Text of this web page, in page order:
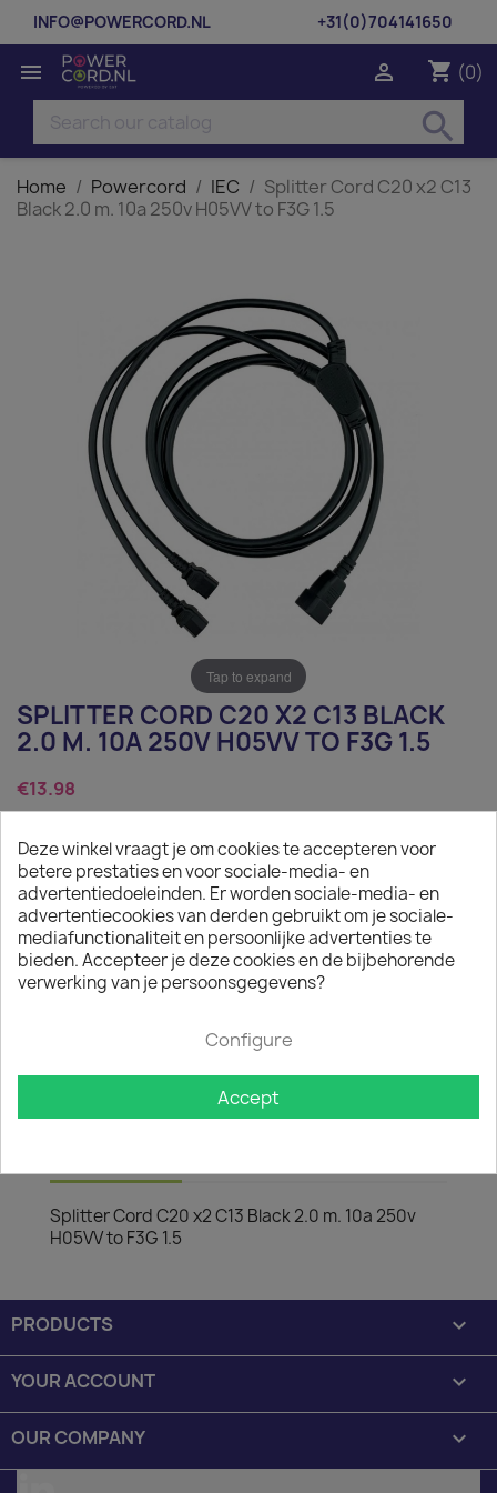
INFO@POWERCORD.NL +31(0)704141650
 shopping_cart (0)

search
Home Powercord IEC
Splitter Cord C20 x2 C13
Black 2.0 m. 10a 250v H05VV to F3G 1.5
Tap to expand
SPLITTER CORD C20 X2 C13 BLACK
2.0 M. 10A 250V H05VV TO F3G 1.5
€13.98
Splitter Cord C20 x2 C13 Black 2.0 m. 10a 250v H05VV to
F3G 1.5
Quantity
 ADD TO CART
The minimum purchase order quantity for the product is
50.
Splitter Cord C20 x2 C13 Black 2.0 m. 10a 250v
H05VV to F3G 1.5
PRODUCTS 
YOUR ACCOUNT 
OUR COMPANY 
Deze winkel vraagt je om cookies te accepteren voor
betere prestaties en voor sociale-media- en
advertentiedoeleinden. Er worden sociale-media- en
advertentiecookies van derden gebruikt om je sociale-
mediafunctionaliteit en persoonlijke advertenties te
bieden. Accepteer je deze cookies en de bijbehorende
verwerking van je persoonsgegevens?
Configure
Accept